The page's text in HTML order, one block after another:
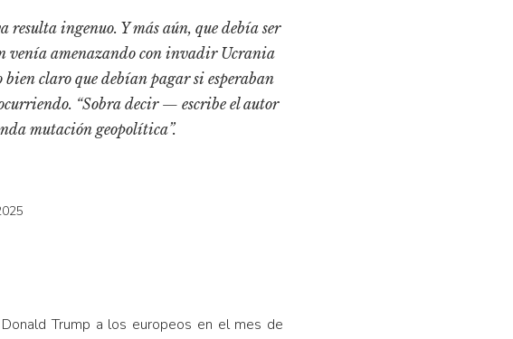
ingenuo. Y más aún, que debía ser
venía amenazando con invadir Ucrania
claro que debían pagar si esperaban
“Sobra decir — escribe el autor
mutación geopolítica”.
Trump a los europeos en el mes de